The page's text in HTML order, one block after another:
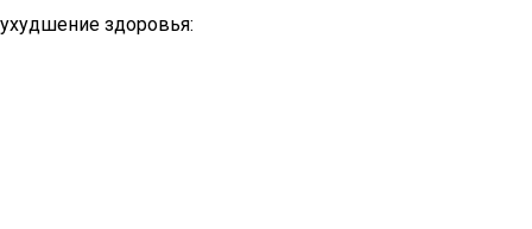
ухудшение здоровья: